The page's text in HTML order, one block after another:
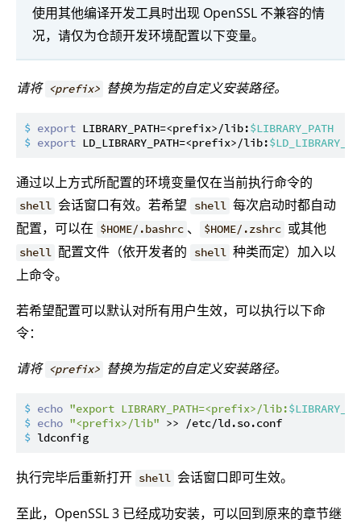
使用其他编译开发工具时出现 OpenSSL 不兼容的情
况，请仅为仓颉开发环境配置以下变量。
请将 <prefix> 替换为指定的自定义安装路径。
$ export LIBRARY_PATH=<prefix>/lib:$LIBRARY_PATH
$ export LD_LIBRARY_PATH=<prefix>/lib:
通过以上方式所配置的环境变量仅在当前执行命令的
shell 会话窗口有效。若希望 shell 每次启动时都自动
配置，可以在 $HOME/.bashrc 、 $HOME/.zshrc 或其他
shell 配置文件（依开发者的 shell 种类而定）加入以
上命令。
若希望配置可以默认对所有用户生效，可以执行以下命
令：
请将 <prefix> 替换为指定的自定义安装路径。
$ echo "export LIBRARY_PATH=<prefix>/lib:
$ echo "<prefix>/lib" >> /etc/ld.so.conf
$ ldconfig
执行完毕后重新打开 shell 会话窗口即可生效。
至此，OpenSSL 3 已经成功安装，可以回到原来的章节继